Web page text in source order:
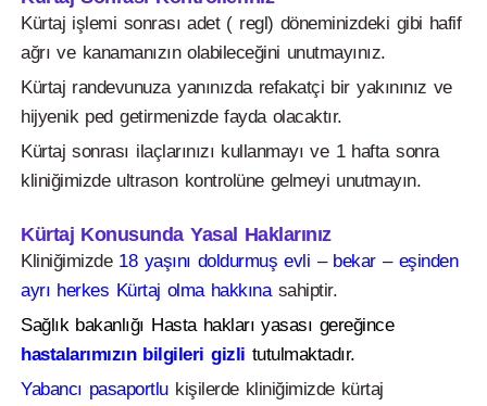
Kürtaj işlemi sonrası adet ( regl) döneminizdeki gibi hafif
ağrı ve kanamanızın olabileceğini unutmayınız.
Kürtaj randevunuza yanınızda refakatçi bir yakınınız ve
hijyenik ped getirmenizde fayda olacaktır.
Kürtaj sonrası ilaçlarınızı kullanmayı ve 1 hafta sonra
kliniğimizde ultrason kontrolüne gelmeyi unutmayın.
Kürtaj Konusunda Yasal Haklarınız
Kliniğimizde18 yaşını doldurmuş evli – bekar – eşinden
ayrı herkes Kürtaj olma hakkınasahiptir.
Sağlık bakanlığı Hasta hakları yasası gereğince
hastalarımızın bilgileri gizli tutulmaktadır.
Yabancı pasaportlukişilerde kliniğimizde kürtaj